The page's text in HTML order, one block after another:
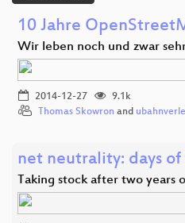
10 Jahre
Wir leben noch und zwar
2014-12-27
9.1k
Thomas Skowron and
net neutrality: days
Taking stock after two